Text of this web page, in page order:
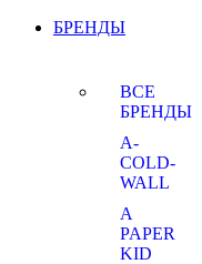
БРЕНДЫ
ВСЕ
БРЕНДЫ
A-
COLD-
WALL
A
PAPER
KID